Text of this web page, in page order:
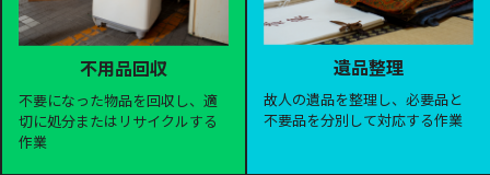
不用品回収
不要になった物品を回収し、適
切に処分またはリサイクルする
作業
遺品整理
故人の遺品を整理し、必要品と
不要品を分別して対応する作業